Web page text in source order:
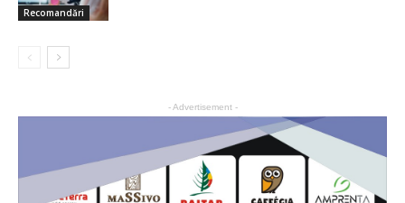
Recomandări
- Advertisement -